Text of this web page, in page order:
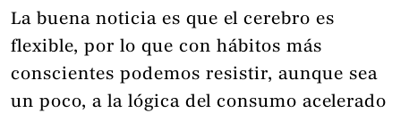
La buena noticia es que el cerebro es
flexible, por lo que con hábitos más
conscientes podemos resistir, aunque sea
un poco, a la lógica del consumo acelerado